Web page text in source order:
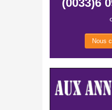
(0033)6
Nous